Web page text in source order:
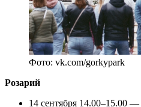
Фото: vk.com/gorkypark
Розарий
14 сентября 14.00–15.00